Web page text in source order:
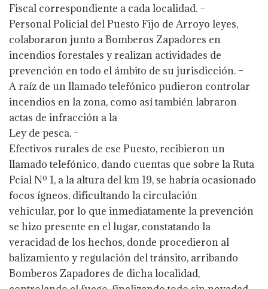
Fiscal correspondiente a cada localidad. –
Personal Policial del Puesto Fijo de Arroyo leyes,
colaboraron junto a Bomberos Zapadores en
incendios forestales y realizan actividades de
prevención en todo el ámbito de su jurisdicción. –
A raíz de un llamado telefónico pudieron controlar
incendios en la zona, como así también labraron
actas de infracción a la
Ley de pesca. –
Efectivos rurales de ese Puesto, recibieron un
llamado telefónico, dando cuentas que sobre la Ruta
Pcial Nº 1, a la altura del km 19, se habría ocasionado
focos ígneos, dificultando la circulación
vehicular, por lo que inmediatamente la prevención
se hizo presente en el lugar, constatando la
veracidad de los hechos, donde procedieron al
balizamiento y regulación del tránsito, arribando
Bomberos Zapadores de dicha localidad,